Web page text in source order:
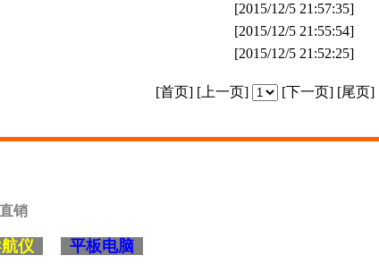
[2015/12/5 21:57:35]
[2015/12/5 21:55:54]
[2015/12/5 21:52:25]
[首页] [上一页] [下一页] [尾页]
销
仪 平板电脑